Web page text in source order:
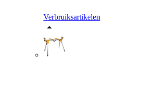
Verbruiksartikelen